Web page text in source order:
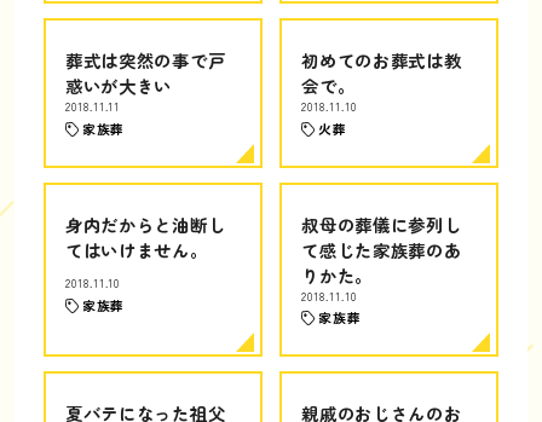
葬式は突然の事で戸
惑いが大きい
2018.11.11
家族葬
初めてのお葬式は教
会で。
2018.11.10
火葬
身内だからと油断し
てはいけません。
2018.11.10
家族葬
叔母の葬儀に参列し
て感じた家族葬のあ
りかた。
2018.11.10
家族葬
夏バテになった祖父
親戚のおじさんのお